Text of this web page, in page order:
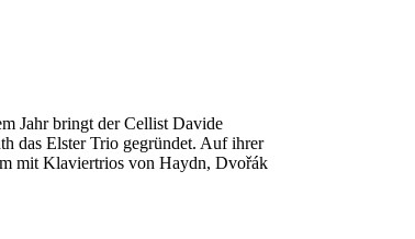
Jahr bringt der Cellist Davide
das Elster Trio gegründet. Auf ihrer
mit Klaviertrios von Haydn, Dvořák